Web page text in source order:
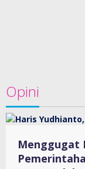
Opini
Menggugat